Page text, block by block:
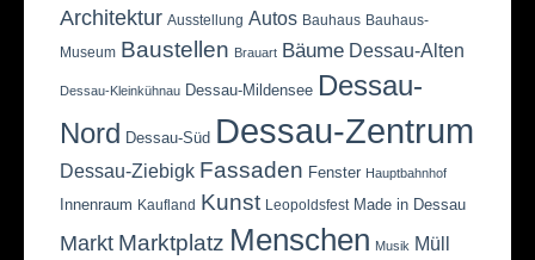
Architektur Ausstellung Autos Bauhaus Bauhaus-
Museum Baustellen Brauart Bäume Dessau-Alten
Dessau-Kleinkühnau Dessau-Mildensee Dessau-
Nord Dessau-Süd Dessau-Zentrum
Dessau-Ziebigk Fassaden Fenster Hauptbahnhof
Innenraum Kaufland Kunst Leopoldsfest Made in Dessau
Markt Marktplatz Menschen Musik Müll